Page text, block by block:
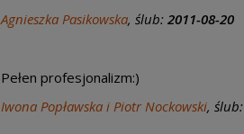
Agnieszka Pasikowska, ślub: 2011-08-20
Pełen profesjonalizm:)
Iwona Popławska i Piotr Nockowski, ślub: